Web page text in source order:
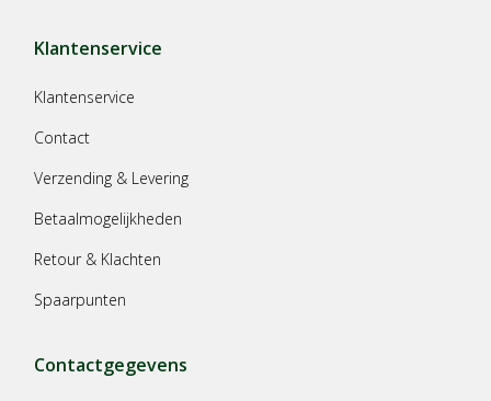
Klantenservice
Klantenservice
Contact
Verzending & Levering
Betaalmogelijkheden
Retour & Klachten
Spaarpunten
Contactgegevens